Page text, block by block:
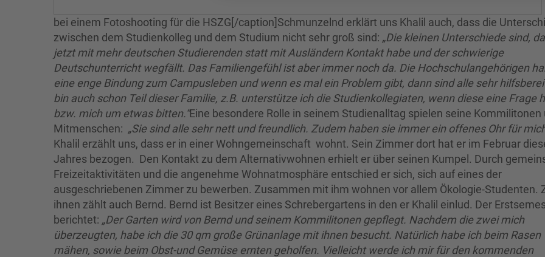
bei einem Fotoshooting für die HSZG[/caption]Schmunzelnd erklärt uns Khalil auch, dass die
zwischen dem Studienkolleg und dem Studium nicht sehr groß sind: „Die kleinen Unterschiede sind,
jetzt mit mehr deutschen Studierenden statt mit Ausländern Kontakt habe und der schwierige
Deutschunterricht wegfällt. Das Familiengefühl ist aber immer noch da. Die Hochschulangehörigen
eine enge Bindung zum Campusleben und wenn es mal ein Problem gibt, dann sind alle sehr
bin auch schon Teil dieser Familie, z.B. unterstütze ich die Studienkollegiaten, wenn diese eine Frage
bzw. mich um etwas bitten.“Eine besondere Rolle in seinem Studienalltag spielen seine Kommilitonen
Mitmenschen: „Sie sind alle sehr nett und freundlich. Zudem haben sie immer ein offenes Ohr für
Khalil erzählt uns, dass er in einer Wohngemeinschaft wohnt. Sein Zimmer dort hat er im Februar
Jahres bezogen. Den Kontakt zu dem Alternativwohnen erhielt er über seinen Kumpel. Durch
Freizeitaktivitäten und die angenehme Wohnatmosphäre entschied er sich, sich auf eines der
ausgeschriebenen Zimmer zu bewerben. Zusammen mit ihm wohnen vor allem Ökologie-Studenten.
ihnen zählt auch Bernd. Bernd ist Besitzer eines Schrebergartens in den er Khalil einlud. Der
berichtet: „Der Garten wird von Bernd und seinem Kommilitonen gepflegt. Nachdem die zwei mich
überzeugten, habe ich die 30 qm große Grünanlage mit ihnen besucht. Natürlich habe ich beim Rasen
mähen, sowie beim Obst-und Gemüse ernten geholfen. Vielleicht werde ich mir für den kommenden